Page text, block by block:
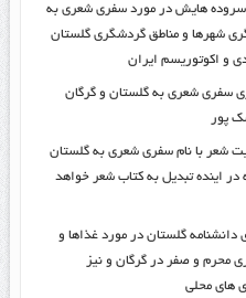
هایش در مورد سفری شعری به
شهرها و مناطق گردشگری گلستان
و اکوتوریسم ایران
سفری شعری به گلستان و گرگان
پور
در مورد سرودن ۲۵۰۰ بیت شعر با نام سفری شعری به گلستان
اینده تبدیل به کتاب شعر خواهد
دانشنامه گلستان در مورد غذاها و
محرم و صفر در گرگان و نیز
های محلی